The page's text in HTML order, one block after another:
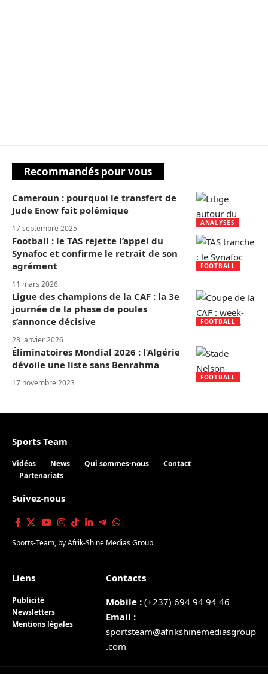
Recommandés pour vous
ANALYSES
Cameroun : pourquoi le transfert de
Jude Enow fait polémique
17 septembre 2025
FOOTBALL
Football : le TAS rejette l’appel du
Synafoc et confirme le retrait de son
agrément
11 mars 2026
FOOTBALL
Ligue des champions de la CAF : la 3e
journée de la phase de poules
s’annonce décisive
23 janvier 2026
FOOTBALL
Éliminatoires Mondial 2026 : l’Algérie
dévoile une liste sans Benrahma
17 novembre 2023
Sports Team
Vidéos News Qui sommes-nous
Contact
Partenariats
Suivez-nous
Sports-Team, byAfrik-Shine Medias Group
Liens
Publicité
Newsletters
Mentions légales
Contacts
Mobile : (+237) 694 94 94 46
Email :
sportsteam@afrikshinemediasgroup
.com